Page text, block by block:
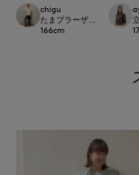
chigu
たまプラーザ東急
166cm